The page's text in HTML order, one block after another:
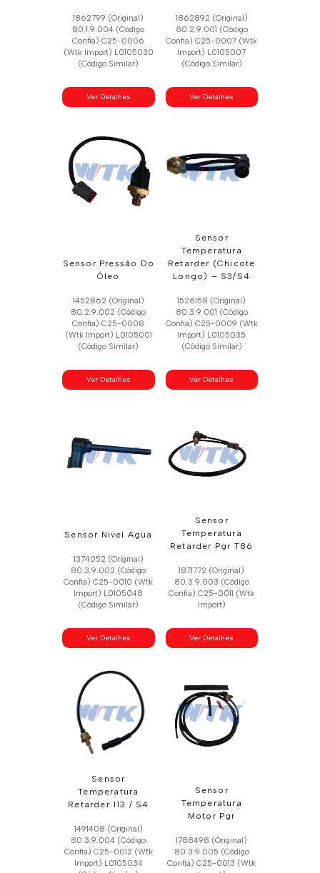
1862799 (Original)
80.1.9.004 (Código
Confia) C25-0006
(Wtk Import) L0105030
(Código Similar)
Ver Detalhes
1862892 (Original)
80.2.9.001 (Código
Confia) C25-0007 (Wtk
Import) L0105007
(Código Similar)
Ver Detalhes
Sensor Pressão Do
Óleo
1452862 (Original)
80.2.9.002 (Código
Confia) C25-0008
(Wtk Import) L0105001
(Código Similar)
Ver Detalhes
Sensor
Temperatura
Retarder (Chicote
Longo) – S3/S4
1526158 (Original)
80.3.9.001 (Código
Confia) C25-0009 (Wtk
Import) L0105035
(Código Similar)
Ver Detalhes
Sensor Nivel Agua
1374052 (Original)
80.3.9.002 (Código
Confia) C25-0010 (Wtk
Import) L0105048
(Código Similar)
Ver Detalhes
Sensor
Temperatura
Retarder Pgr T86
1871772 (Original)
80.3.9.003 (Código
Confia) C25-0011 (Wtk
Import)
Ver Detalhes
Sensor
Temperatura
Retarder 113 / S4
1491408 (Original)
80.3.9.004 (Código
Confia) C25-0012 (Wtk
Import) L0105034
Sensor
Temperatura
Motor Pgr
1788498 (Original)
80.3.9.005 (Código
Confia) C25-0013 (Wtk